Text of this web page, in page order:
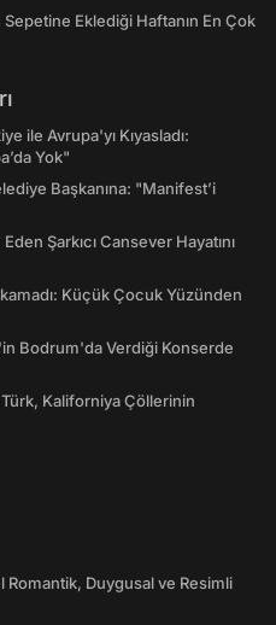
Eklediği Haftanın En Çok
ile Avrupa'yı Kıyasladı:
Yok"
Başkanına: "Manifest’i
Şarkıcı Cansever Hayatını
Küçük Çocuk Yüzünden
Bodrum'da Verdiği Konserde
Kaliforniya Çöllerinin
Romantik, Duygusal ve Resimli